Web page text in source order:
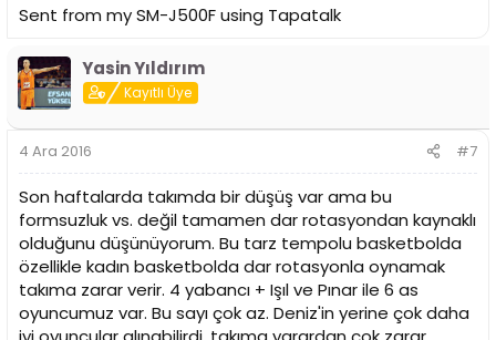
Sent from my SM-J500F using Tapatalk
Yasin Yıldırım
Kayıtlı Üye
4 Ara 2016 #7
Son haftalarda takımda bir düşüş var ama bu
formsuzluk vs. değil tamamen dar rotasyondan kaynaklı
olduğunu düşünüyorum. Bu tarz tempolu basketbolda
özellikle kadın basketbolda dar rotasyonla oynamak
takıma zarar verir. 4 yabancı + Işıl ve Pınar ile 6 as
oyuncumuz var. Bu sayı çok az. Deniz'in yerine çok daha